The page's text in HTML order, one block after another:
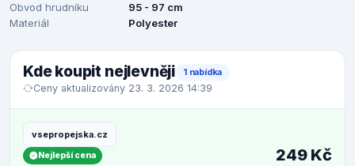
Obvod hrudníku
95 - 97 cm
Materiál
Polyester
Kde koupit nejlevněji 1 nabídka
Ceny aktualizovány 23. 3. 2026 14:39
vsepropejska.cz
Nejlepší cena 249 Kč